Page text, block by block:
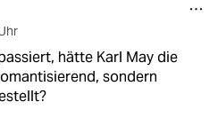
hätte Karl May die
sondern